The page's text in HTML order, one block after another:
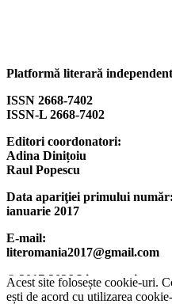
Platformă literară
ISSN 2668-7402
ISSN-L 2668-7402
Editori coordonatori:
Adina Dinițoiu
Raul Popescu
Data apariţiei primului număr:
ianuarie 2017
E-mail:
literomania2017@gmail.com
© 2017-2026 Literomania
Acest site folosește cookie-uri.
ești de acord cu utilizarea